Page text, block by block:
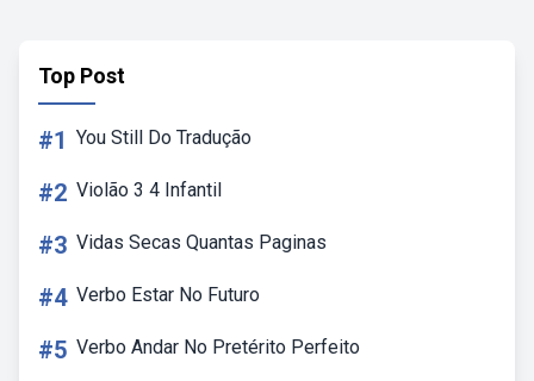
Top Post
#1 You Still Do Tradução
#2 Violão 3 4 Infantil
#3 Vidas Secas Quantas Paginas
#4 Verbo Estar No Futuro
#5 Verbo Andar No Pretérito Perfeito